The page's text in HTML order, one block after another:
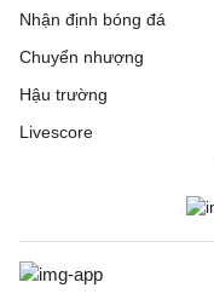
Nhận định bóng đá
Chuyển nhượng
Hậu trường
Livescore